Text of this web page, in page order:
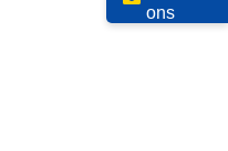
ons